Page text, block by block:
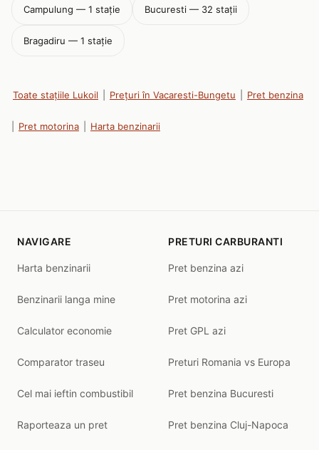
Campulung — 1 stație Bucuresti — 32 stații
Bragadiru — 1 stație
Toate stațiile Lukoil Prețuri în Vacaresti-Bungetu Pret benzina
Pret motorina Harta benzinarii
NAVIGARE
Harta benzinarii
Benzinarii langa mine
Calculator economie
Comparator traseu
Cel mai ieftin combustibil
Raporteaza un pret
PRETURI CARBURANTI
Pret benzina azi
Pret motorina azi
Pret GPL azi
Preturi Romania vs Europa
Pret benzina Bucuresti
Pret benzina Cluj-Napoca